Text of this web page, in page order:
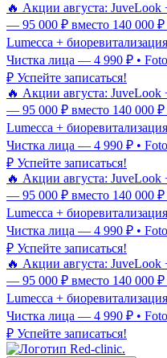
🔥 Акции августа:
— 95 000 ₽ вместо 140 000 ₽
Lumecca +
Чистка лица — 4 990 ₽ •
₽ Успейте записаться!
🔥 Акции августа:
— 95 000 ₽ вместо 140 000 ₽
Lumecca +
Чистка лица — 4 990 ₽ •
₽ Успейте записаться!
🔥 Акции августа:
— 95 000 ₽ вместо 140 000 ₽
Lumecca +
Чистка лица — 4 990 ₽ •
₽ Успейте записаться!
🔥 Акции августа:
— 95 000 ₽ вместо 140 000 ₽
Lumecca +
Чистка лица — 4 990 ₽ •
₽ Успейте записаться!